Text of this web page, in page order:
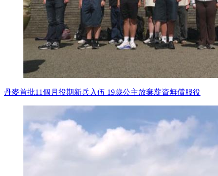
丹麥首批11個月役期新兵入伍 19歲公主放棄薪資無償服役